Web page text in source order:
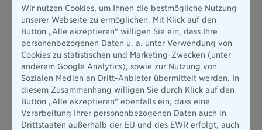
mit sich. Deshalb beraten wir Sie individuell, egal ob Sie
gerade ins Berufsleben starten, eine Familie gründen oder
selbstständig tätig sind.
Berufseinsteiger und -einsteigerinnen:
Wer ins Berufsleben
startet, ist in der Regel nicht mehr über die
Familienversicherung der Eltern abgesichert. Wir beraten
Sie gern, worauf es jetzt ankommt.
Angestellte und Beamte in Nürnberg:Die Absicherung der
eigenen Arbeitskraft ist für die meisten Menschen essentiell.
Für viele Angestellte macht zudem eineprivate
Wir nutzen Cookies, um Ihnen die bestmögliche Nutzung
unserer Webseite zu ermöglichen. Mit Klick auf den
Button „Alle akzeptieren" willigen Sie ein, dass Ihre
personenbezogenen Daten u. a. unter Verwendung von
Cookies zu statistischen und Marketing-Zwecken (unter
anderem Google Analytics), sowie zur Nutzung von
Sozialen Medien an Dritt-Anbieter übermittelt werden. In
diesem Zusammenhang willigen Sie durch Klick auf den
Button „Alle akzeptieren" ebenfalls ein, dass eine
Verarbeitung Ihrer personenbezogenen Daten auch in
Drittstaaten außerhalb der EU und des EWR erfolgt, auch